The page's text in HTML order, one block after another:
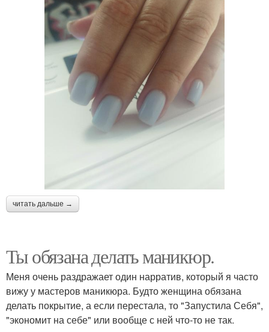
читать дальше →
Ты обязана делать маникюр.
Меня очень раздражает один нарратив, который я часто
вижу у мастеров маникюра. Будто женщина обязана
делать покрытие, а если перестала, то "Запустила Себя",
"экономит на себе" или вообще с ней что-то не так.